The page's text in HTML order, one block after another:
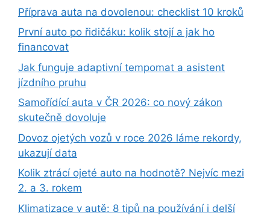
Příprava auta na dovolenou: checklist 10 kroků
První auto po řidičáku: kolik stojí a jak ho
financovat
Jak funguje adaptivní tempomat a asistent
jízdního pruhu
Samořídící auta v ČR 2026: co nový zákon
skutečně dovoluje
Dovoz ojetých vozů v roce 2026 láme rekordy,
ukazují data
Kolik ztrácí ojeté auto na hodnotě? Nejvíc mezi
2. a 3. rokem
Klimatizace v autě: 8 tipů na používání i delší